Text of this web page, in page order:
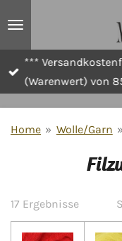
***
(Warenwert) von
Home » Wolle/Garn »
17 Ergebnisse